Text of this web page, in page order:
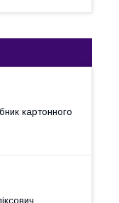
картонного